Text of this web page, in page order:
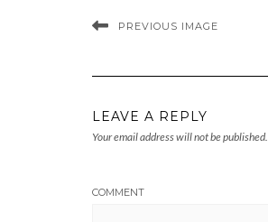
PREVIOUS IMAGE
LEAVE A REPLY
Your email address will not be published.
COMMENT